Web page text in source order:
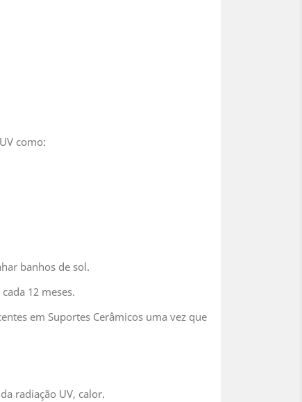
como:
banhos de sol.
12 meses.
em Suportes Cerâmicos uma vez que
radiação UV, calor.